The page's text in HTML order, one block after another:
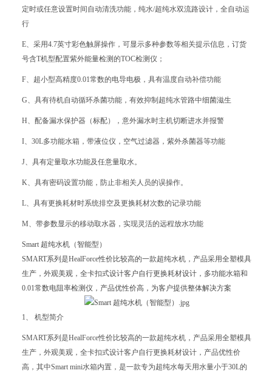
定时或任意设置时间自动清洗功能，纯水/超纯水双流路设计，全自动运
行
E、采用4.7英寸彩色触屏操作，可显示多种参数等相关提示信息，订货
号含T机型配置紫外能量检测的TOC检测仪；
F、超小型高精度0.01常数的电导电极，具有温度自动补偿功能
G、具有待机自动循环杀菌功能，有效抑制超纯水管路中细菌滋生
H、配备漏水保护器（标配），意外漏水时主机切断进水并报警
I、30L多功能水箱，带液位仪，空气过滤器，紫外杀菌器等功能
J、具有定量取水功能及任意量取水。
K、具有密码设置功能，防止非相关人员的误操作。
L、具有更换耗材时系统排空及更换耗材次数的记录功能
M、带参数显示的移动取水器，实现灵活的远程放水功能
Smart 超纯水机（智能型）
SMART系列是HealForce性价比较高的一款超纯水机，产品采用全塑模具
生产，外观美观，全卡扣式设计客户自行更换耗材设计，多功能水箱和
0.01常数电阻率检测仪，产品优性价高，为客户提供整体解决方案
1、 机型简介
SMART系列是HealForce性价比较高的一款超纯水机，产品采用全塑模具
生产，外观美观，全卡扣式设计客户自行更换耗材设计，产品优性价
高，其中Smart mini水箱内置，是一款专为超纯水每天用水量小于30L的